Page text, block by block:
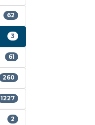
62
3
61
260
1227
2